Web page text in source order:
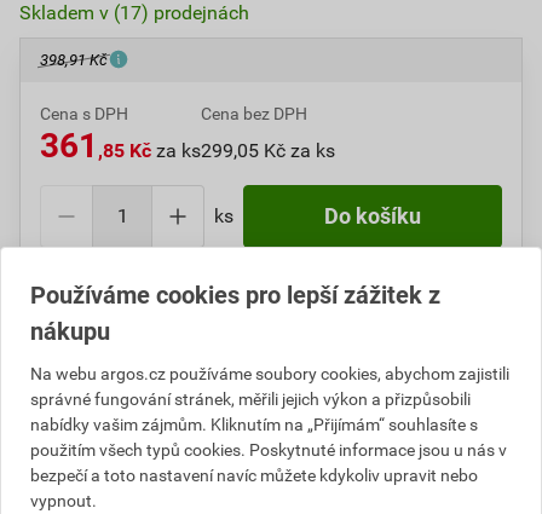
Skladem v (17) prodejnách
398,91 Kč
Cena s DPH
361 ,85 Kč za ks
Cena bez DPH
299,05 Kč za ks
ks Do košíku
Do košíku přidáte1 ksza361,85Kčs DPH
299,05
Číslo položky:1000107037
Katalogový kód: 7TCT0
Výrobky značky:ELEMAN
Popis
Používáme cookies pro lepší zážitek z
nákupu
Na webu argos.cz používáme soubory cookies, abychom zajistili
správné fungování stránek, měřili jejich výkon a přizpůsobili
nabídky vašim zájmům. Kliknutím na „Přijímám“ souhlasíte s
použitím všech typů cookies. Poskytnuté informace jsou u nás v
bezpečí a toto nastavení navíc můžete kdykoliv upravit nebo
vypnout.